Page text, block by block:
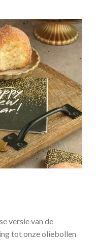
versie van de
tot onze oliebollen